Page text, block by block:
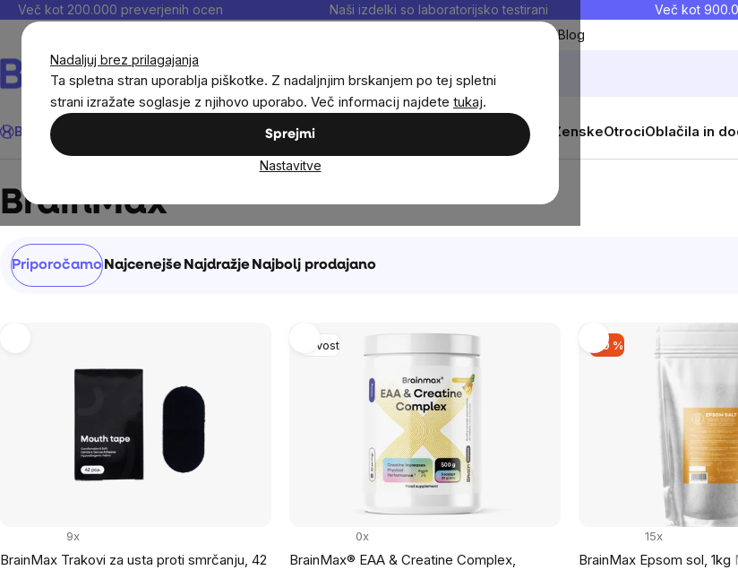
Nadaljuj brez prilagajanja
Ta spletna stran uporablja piškotke. Z nadaljnjim brskanjem po tej spletni
strani izražate soglasje z njihovo uporabo. Več informacij najdete tukaj.
Sprejmi
Nastavitve
Preskoči
Več kot 200.000 preverjenih ocen Naši izdelki so laboratorijsko testirani Več kot
Moji priljubljeniBlog
Išči
BrainMax® Prehranska dopolnila in prehrana Moški ŽenskeOtrociOblačila in
BrainMax
Razvrščanje
izdelkov
Priporočamo Najcenejše Najdražje Najbolj prodajano
BrainMax Trakovi za usta proti smrčanju, 42
9x
Novost
BrainMax® EAA & Creatine Complex,
0x
–10 %
BrainMax Epsom sol, 1kg
15x